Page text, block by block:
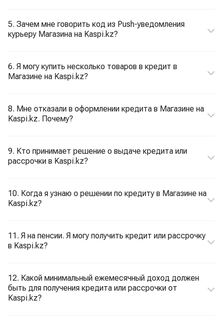
5. Зачем мне говорить код из Push-уведомления
курьеру Магазина на Kaspi.kz?
6. Я могу купить несколько товаров в кредит в
Магазине на Kaspi.kz?
8. Мне отказали в оформлении кредита в Магазине на
Kaspi.kz. Почему?
9. Кто принимает решение о выдаче кредита или
рассрочки в Kaspi.kz?
10. Когда я узнаю о решении по кредиту в Магазине на
Kaspi.kz?
11. Я на пенсии. Я могу получить кредит или рассрочку
в Kaspi.kz?
12. Какой минимальный ежемесячный доход должен
быть для получения кредита или рассрочки от
Kaspi.kz?